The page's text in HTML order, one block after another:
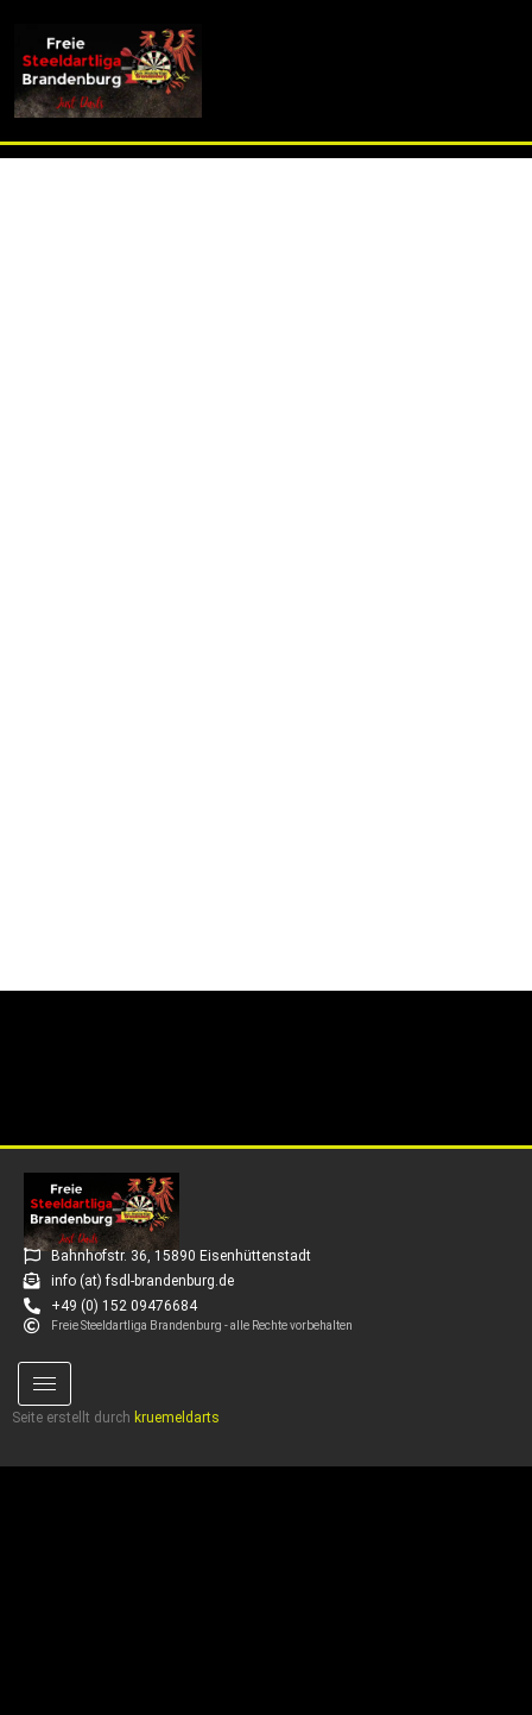
info (at) fsdl-brandenburg.de
ERGEBNISSE
Freie Steeldartliga Brandenburg
Bahnhofstr. 36, 15890 Eisenhüttenstadt
info (at) fsdl-brandenburg.de
+49 (0) 152 09476684
Freie Steeldartliga Brandenburg - alle Rechte vorbehalten
Seite erstellt durch kruemeldarts